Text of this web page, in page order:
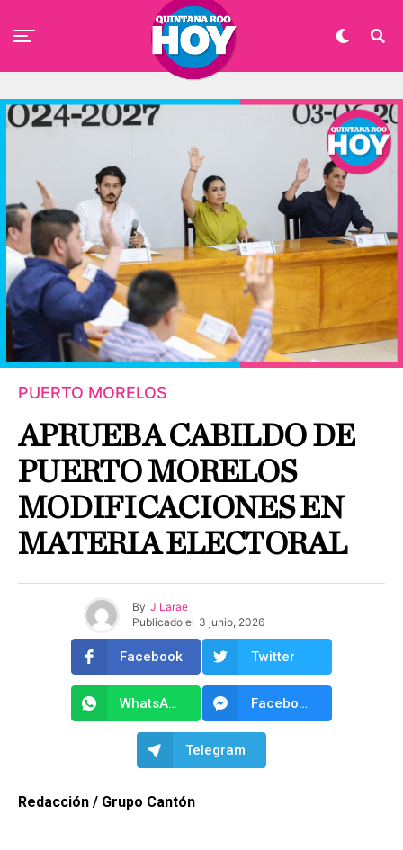
PUERTO MORELOS
APRUEBA CABILDO DE
PUERTO MORELOS
MODIFICACIONES EN
MATERIA ELECTORAL
By J Larae
Publicado el 3 junio, 2026
Facebook Twitter
WhatsApp Facebook Messenger
Telegram
Redacción / Grupo Cantón